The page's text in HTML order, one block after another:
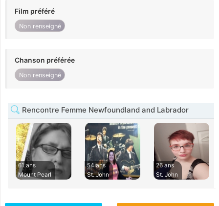
Film préféré
Non renseigné
Chanson préférée
Non renseigné
Rencontre Femme Newfoundland and Labrador
61 ans
Mount Pearl
54 ans
St. John
26 ans
St. John